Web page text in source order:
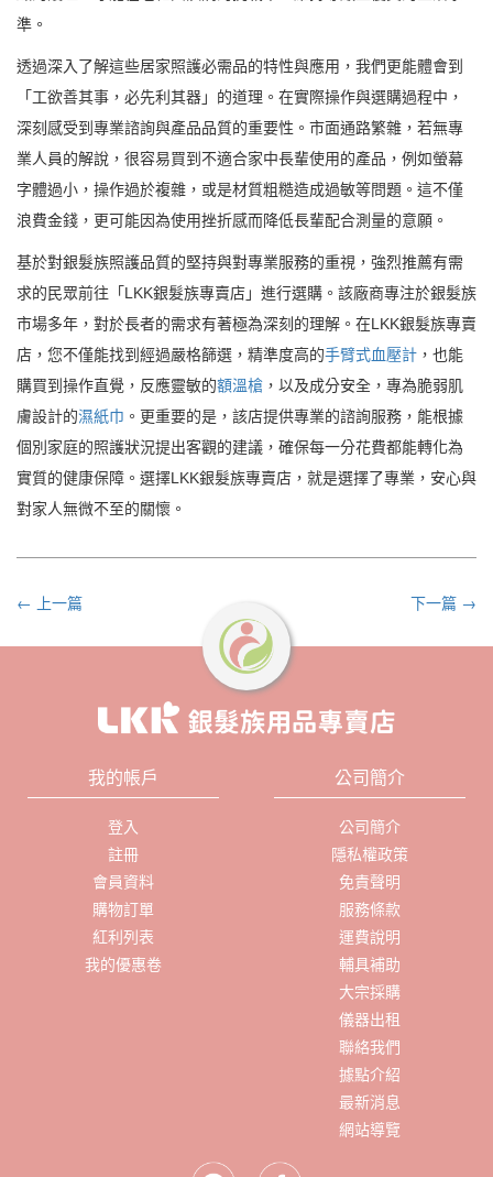
準。
透過深入了解這些居家照護必需品的特性與應用，我們更能體會到
「工欲善其事，必先利其器」的道理。在實際操作與選購過程中，
深刻感受到專業諮詢與產品品質的重要性。市面通路繁雜，若無專
業人員的解說，很容易買到不適合家中長輩使用的產品，例如螢幕
字體過小，操作過於複雜，或是材質粗糙造成過敏等問題。這不僅
浪費金錢，更可能因為使用挫折感而降低長輩配合測量的意願。
基於對銀髮族照護品質的堅持與對專業服務的重視，強烈推薦有需
求的民眾前往「LKK銀髮族專賣店」進行選購。該廠商專注於銀髮族
市場多年，對於長者的需求有著極為深刻的理解。在LKK銀髮族專賣
店，您不僅能找到經過嚴格篩選，精準度高的手臂式血壓計 ，也能
購買到操作直覺，反應靈敏的額溫槍 ，以及成分安全，專為脆弱肌
膚設計的濕紙巾 。更重要的是，該店提供專業的諮詢服務，能根據
個別家庭的照護狀況提出客觀的建議，確保每一分花費都能轉化為
實質的健康保障。選擇LKK銀髮族專賣店，就是選擇了專業，安心與
對家人無微不至的關懷。
← 上一篇 下一篇 →
我的帳戶
登入
註冊
會員資料
購物訂單
紅利列表
我的優惠卷
公司簡介
公司簡介
隱私權政策
免責聲明
服務條款
運費說明
輔具補助
大宗採購
儀器出租
聯絡我們
據點介紹
最新消息
網站導覽